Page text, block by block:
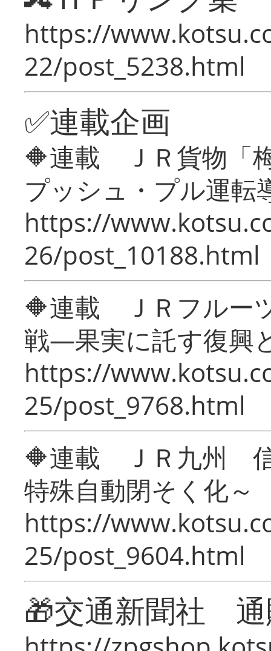
https://
22/post_5238.html
✅連載企画
🔶連載 ＪＲ貨物「
プッシュ・プル運転
https://
26/post_10188.html
🔶連載 ＪＲフルー
戦―果実に託す復興
https://
25/post_9768.html
🔶連載 ＪＲ九州 信
特殊自動閉そく化～
https://
25/post_9604.html
🎁交通新聞社